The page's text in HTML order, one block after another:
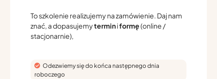
To szkolenie realizujemy na zamówienie. Daj nam
znać, a dopasujemyterminiformę(online /
stacjonarnie),
Odezwiemy się do końca następnego dnia
roboczego